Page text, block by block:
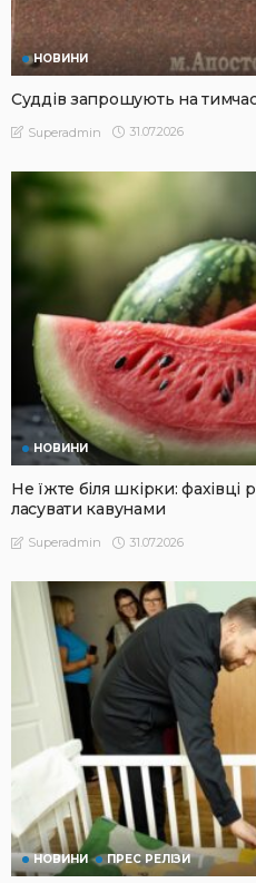
НОВИНИ
Суддів запрошують на
Superadmin 31.07.2026
НОВИНИ
Не їжте біля шкірки: фахівці
ласувати кавунами
Superadmin 31.07.2026
НОВИНИ ПРЕС РЕЛІЗИ